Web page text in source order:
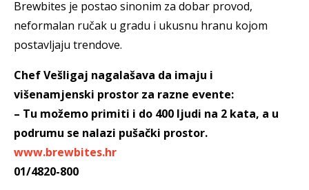
Brewbites je postao sinonim za dobar provod,
neformalan ručak u gradu i ukusnu hranu kojom
postavljaju trendove.
Chef Vešligaj nagalašava da imaju i
višenamjenski prostor za razne evente:
– Tu možemo primiti i do 400 ljudi na 2 kata, a u
podrumu se nalazi pušački prostor.
www.brewbites.hr
01/4820-800